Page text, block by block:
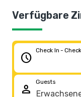
Verfügbare
schedule
Check In -
person
Guests